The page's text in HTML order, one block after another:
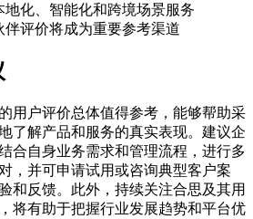
地化、智能化和跨境场景服务
伴评价将成为重要参考渠道
用户评价总体值得参考，能够帮助采
了解产品和服务的真实表现。建议企
合自身业务需求和管理流程，进行多
，并可申请试用或咨询典型客户案
和反馈。此外，持续关注合思及其用
将有助于把握行业发展趋势和平台优